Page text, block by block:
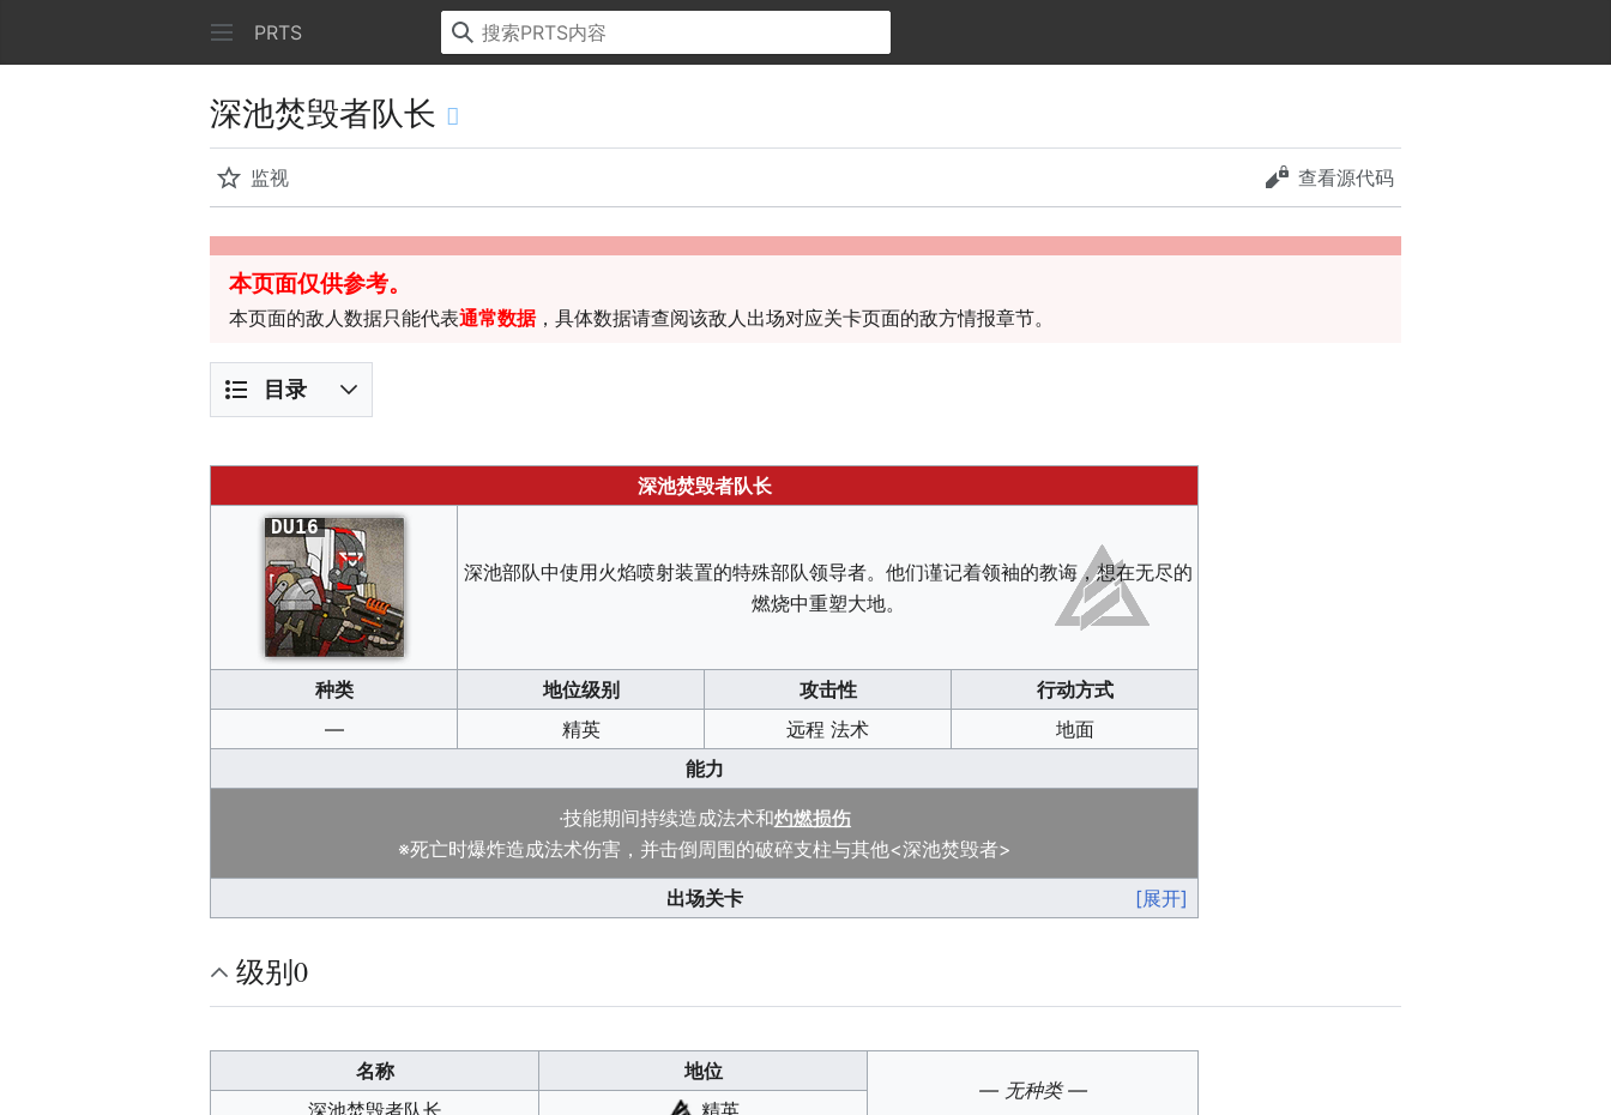
PRTS
深池焚毁者队长
监视 查看源代码
本页面仅供参考。
本页面的敌人数据只能代表通常数据，具体数据请查阅该敌人出场对应关卡页面的敌方情报章节。
目录
深池焚毁者队长
DU16
深池部队中使用火焰喷射装置的特殊部队领导者。他们谨记着领袖的教诲，想在无尽的
燃烧中重塑大地。
种类 地位级别 攻击性
行动方式
—
精英 远程 法术
地面
能力
·技能期间持续造成法术和灼燃损伤
※死亡时爆炸造成法术伤害，并击倒周围的破碎支柱与其他<深池焚毁者>
出场关卡 [展开]
级别0
名称
地位
— 无种类 —
深池焚毁者队长
精英